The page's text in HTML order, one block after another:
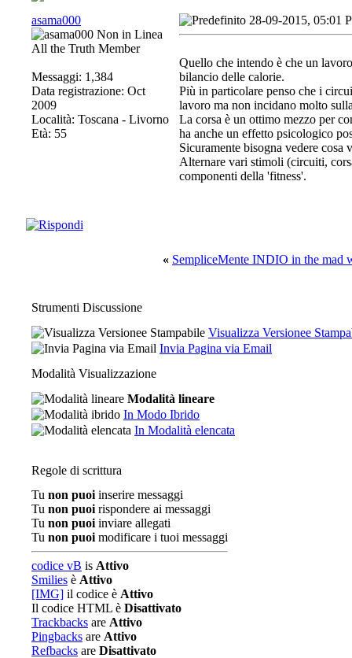
asama000
All the Truth Member
Messaggi: 1,384
Data registrazione: Oct
2009
Località: Toscana - Livorno
Età: 55
28-09-2015, 05:01
Quello che intendo è che un
bilancio delle calorie.
Più in particolare penso che i
lavoro ma non incidano molto
La corsa è un ottimo mezzo per
ha anche un effetto psicologico
Sicuramente bisogna vedere
Alternare vari stimoli (circuiti,
componenti della 'fitness'.
« SempliceMente INDIO in the mad
Strumenti Discussione
Visualizza Versionee
Invia Pagina via Email
Modalità Visualizzazione
Modalità lineare
In Modo Ibrido
In Modalità elencata
Regole di scrittura
Tu non puoi inserire messaggi
Tu non puoi rispondere ai messaggi
Tu non puoi inviare allegati
Tu non puoi modificare i tuoi messaggi
codice vB is Attivo
Smilies è Attivo
[IMG] il codice è Attivo
Il codice HTML è Disattivato
Trackbacks are Attivo
Pingbacks are Attivo
Refbacks are Disattivato